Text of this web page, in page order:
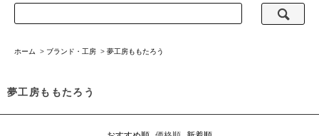
ホーム > ブランド・工房 > 夢工房ももたろう
夢工房ももたろう